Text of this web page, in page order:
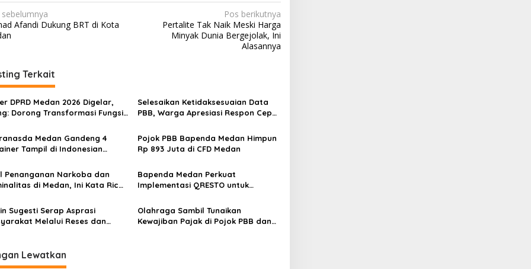
sebelumnya
Afandi Dukung BRT di Kota
Pos berikutnya
Pertalite Tak Naik Meski Harga
Minyak Dunia Bergejolak, Ini
Alasannya
Terkait
DPRD Medan 2026 Digelar,
Dorong Transformasi Fungsi
Selesaikan Ketidaksesuaian Data
PBB, Warga Apresiasi Respon Cepat
Medan Gandeng 4
Tampil di Indonesian
Pojok PBB Bapenda Medan Himpun
Rp 893 Juta di CFD Medan
Penanganan Narkoba dan
di Medan, Ini Kata Rico
Bapenda Medan Perkuat
Implementasi QRESTO untuk
Daerah
Sugesti Serap Asprasi
Melalui Reses dan
Olahraga Sambil Tunaikan
Kewajiban Pajak di Pojok PBB dan
Lewatkan